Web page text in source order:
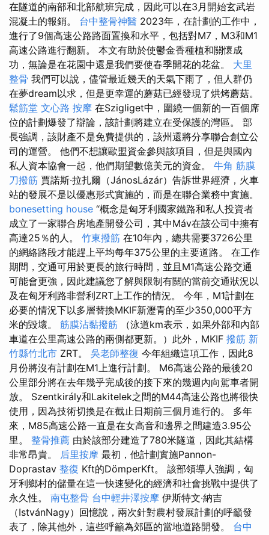
在隧道的南部和北部航班完成，因此可以在3月開始玄武岩
混凝土的報銷。 台中整骨神醫 2023年，在計劃的工作中，
進行了9個高速公路路面置換和水平，包括對M7，M3和M1
高速公路進行翻新。 本文有助於使鬱金香種植和關懷成
功，無論是在花園中還是我們要使春季開花的花盆。 大里
整骨 我們可以說，儘管最近幾天的天氣下雨了，但人群仍
在夢dream以求，但是更幸運的蘑菇已經發現了烘烤蘑菇。
鬆筋堂 文心路 按摩 在Szigliget中，圍繞一個新的一百個席
位的計劃爆發了辯論，該計劃將建立在受保護的灣區。 部
長強調，該財產不是免費提供的，該州還將分享聯合創立公
司的運營。 他們不想讓歐盟資金參與該項目，但是與國內
私人資本協會一起，他們期望數億美元的資金。 牛角 筋膜
刀撥筋 賈諾斯·拉扎爾（JánosLázár）告訴世界經濟，火車
站的發展不是以優惠形式實施的，而是在聯合業務中實施。
bonesetting house “概念是匈牙利國家鐵路和私人投資者
成立了一家聯合房地產開發公司，其中Máv在該公司中擁有
高達25％的人。 竹東撥筋 在10年內，總共需要3726公里
的網絡路段才能趕上平均每年375公里的主要道路。 在工作
期間，交通可用於更長的旅行時間，並且M1高速公路交通
可能會更強，因此建議您了解與限制有關的當前交通狀況以
及在匈牙利路非營利ZRT上工作的情況。 今年，M1計劃在
必要的情況下以多層替換MKIF新瀝青的至少350,000平方
米的毀壞。 筋膜沾黏撥筋 （泳道km表示，如果外部和內部
車道在公里高速公路的兩側都更新。）此外，MKIF 撥筋 新
竹縣竹北市 ZRT。 吳老師整復 今年組織這項工作，因此8
月份將沒有計劃在M1上進行計劃。 M6高速公路的最後20
公里部分將在去年幾乎完成後的接下來的幾週內向駕車者開
放。 Szentkirály和Lakitelek之間的M44高速公路也將很快
使用，因為技術切換是在截止日期前三個月進行的。 多年
來，M85高速公路一直是在女高音和邊界之間建造3.95公
里。 整骨推薦 由於該部分建造了780米隧道，因此其結構
非常昂貴。 后里按摩 最初，他計劃實施Pannon-
Doprastav 整復 Kft的DömperKft。 該部領導人強調，匈
牙利鄉村的儲量在這一快速變化的經濟和社會挑戰中提供了
永久性。 南屯整骨 台中輕井澤按摩 伊斯特文·納吉
（IstvánNagy）回憶說，兩次針對農村發展計劃的呼籲發
表了，除其他外，這些呼籲為郊區的當地道路開發。 台中